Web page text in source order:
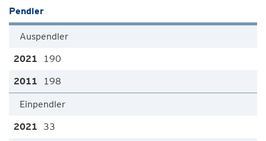
Pendler
Auspendler
190
198
Einpendler
33